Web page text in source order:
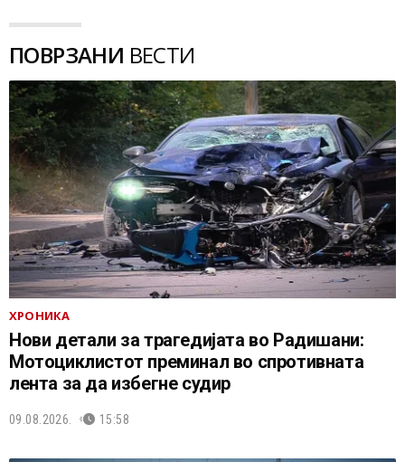
ПОВРЗАНИ ВЕСТИ
ХРОНИКА
Нови детали за трагедијата во Радишани:
Мотоциклистот преминал во спротивната
лента за да избегне судир
09.08.2026. 15:58